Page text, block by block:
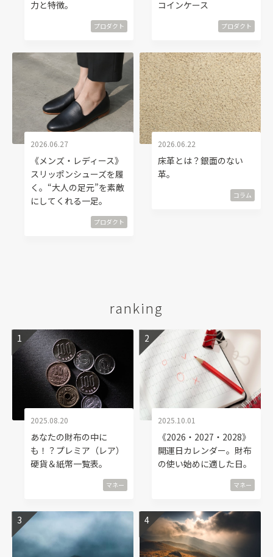
力と特徴。
プロダクト
コインケース
プロダクト
2026.06.27
《メンズ・レディース》
スリッポンシューズを履
く。“大人の足元”を素敵
にしてくれる一足。
プロダクト
2026.06.22
床革とは？銀面のない
革。
コラム
ranking
2025.08.20
あなたの財布の中に
も！？プレミア（レア）
硬貨＆紙幣一覧表。
マネー
2025.10.01
《2026・2027・2028》
開運日カレンダー。財布
の使い始めに適した日。
マネー